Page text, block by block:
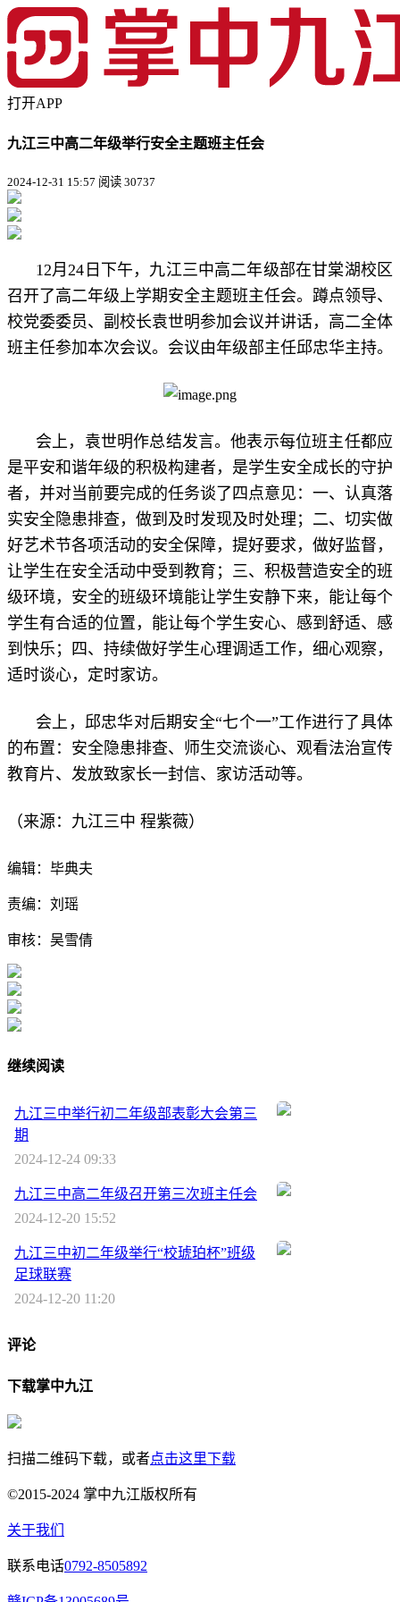
打开APP
九江三中高二年级举行安全主题班主任会
2024-12-31 15:57 阅读 30737
12月24日下午，九江三中高二年级部在甘棠湖校区
召开了高二年级上学期安全主题班主任会。蹲点领导、
校党委委员、副校长袁世明参加会议并讲话，高二全体
班主任参加本次会议。会议由年级部主任邱忠华主持。
会上，袁世明作总结发言。他表示每位班主任都应
是平安和谐年级的积极构建者，是学生安全成长的守护
者，并对当前要完成的任务谈了四点意见：一、认真落
实安全隐患排查，做到及时发现及时处理；二、切实做
好艺术节各项活动的安全保障，提好要求，做好监督，
让学生在安全活动中受到教育；三、积极营造安全的班
级环境，安全的班级环境能让学生安静下来，能让每个
学生有合适的位置，能让每个学生安心、感到舒适、感
到快乐；四、持续做好学生心理调适工作，细心观察，
适时谈心，定时家访。
会上，邱忠华对后期安全“七个一”工作进行了具体
的布置：安全隐患排查、师生交流谈心、观看法治宣传
教育片、发放致家长一封信、家访活动等。
（来源：九江三中 程紫薇）
编辑：毕典夫
责编：刘瑶
审核：吴雪倩
继续阅读
九江三中举行初二年级部表彰大会第三
期
2024-12-24 09:33
九江三中高二年级召开第三次班主任会
2024-12-20 15:52
九江三中初二年级举行“校琥珀杯”班级
足球联赛
2024-12-20 11:20
评论
下载掌中九江
扫描二维码下载，或者点击这里下载
©2015-2024 掌中九江版权所有
关于我们
联系电话0792-8505892